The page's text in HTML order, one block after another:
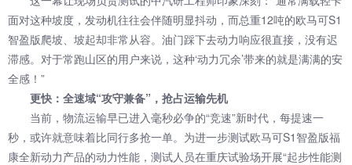
面对这种坡度，发动机往往会伴随明显抖动，而总重12吨的欧马可S1
智盈版爬坡、坡起却非常从容。油门踩下去动力响应很直接，没有迟
滞感。对于常跑山区的用户来说，这种‘动力冗余’带来的就是满满的安
全感！”
更快：全速域“攻守兼备”，抢占运输先机
当前，物流运输早已进入毫秒必争的“竞速”新时代，每提速一
秒，或许就意味着比同行多抢一单。为进一步测试欧马可S1智盈版福
康全新动力产品的动力性能，测试人员在重庆试验场开展“起步性能测